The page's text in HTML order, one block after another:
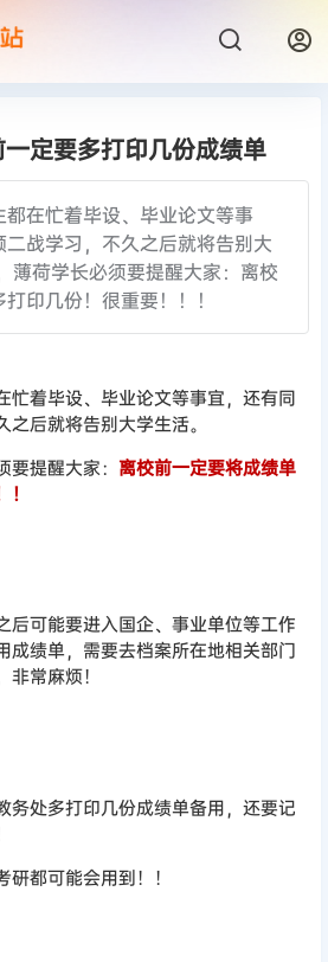
定要多打印几份成绩单
在忙着毕设、毕业论文等事
战学习，不久之后就将告别大
薄荷学长必须要提醒大家：离校
印几份！很重要！！！
忙着毕设、毕业论文等事宜，还有同
后就将告别大学生活。
提醒大家： 离校前一定要将成绩单
后可能要进入国企、事业单位等工作
成绩单，需要去档案所在地相关部门
常麻烦！
务处多打印几份成绩单备用，还要记
都可能会用到！！